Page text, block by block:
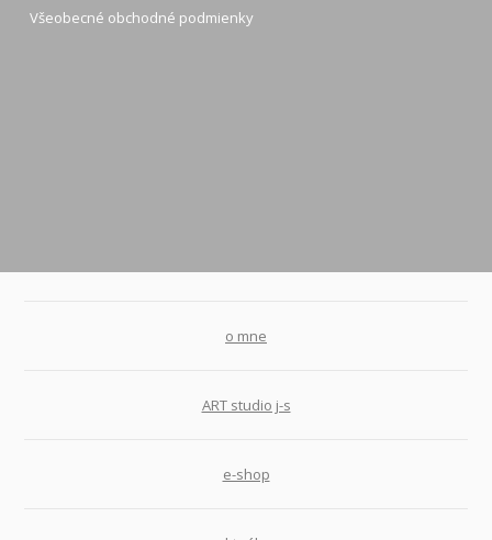
Všeobecné obchodné podmienky
o mne
ART studio j-s
e-shop